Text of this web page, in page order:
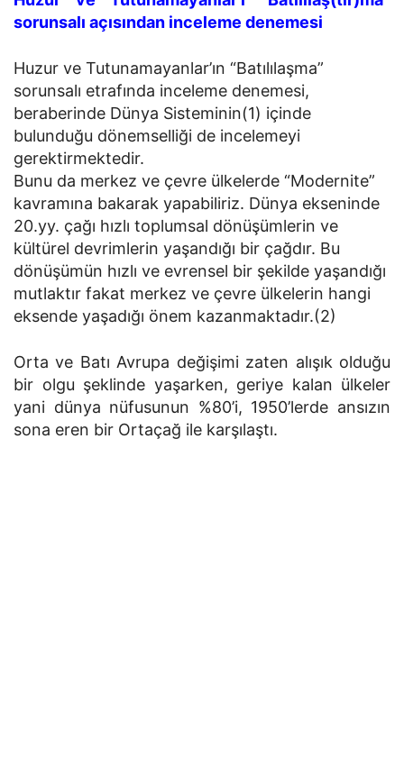
sorunsalı açısından inceleme denemesi
Huzur ve Tutunamayanlar’ın “Batılılaşma”
sorunsalı etrafında inceleme denemesi,
beraberinde Dünya Sisteminin(1) içinde
bulunduğu dönemselliği de incelemeyi
gerektirmektedir.
Bunu da merkez ve çevre ülkelerde “Modernite”
kavramına bakarak yapabiliriz. Dünya ekseninde
20.yy. çağı hızlı toplumsal dönüşümlerin ve
kültürel devrimlerin yaşandığı bir çağdır. Bu
dönüşümün hızlı ve evrensel bir şekilde yaşandığı
mutlaktır fakat merkez ve çevre ülkelerin hangi
eksende yaşadığı önem kazanmaktadır.(2)
Orta ve Batı Avrupa değişimi zaten alışık olduğu
bir olgu şeklinde yaşarken, geriye kalan ülkeler
yani dünya nüfusunun %80’i, 1950’lerde ansızın
sona eren bir Ortaçağ ile karşılaştı.